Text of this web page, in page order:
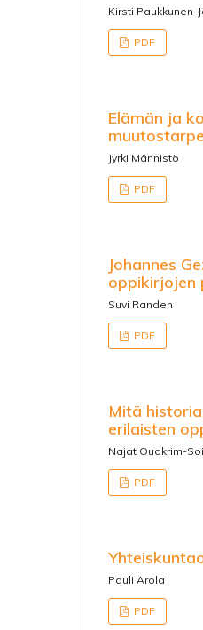
Kirsti Paukkunen-
PDF
Elämän ja
Jyrki Männistö
PDF
Johannes
oppikirjojen
Suvi Randen
PDF
Mitä
erilaisten
Najat Ouakrim-
PDF
Pauli Arola
PDF